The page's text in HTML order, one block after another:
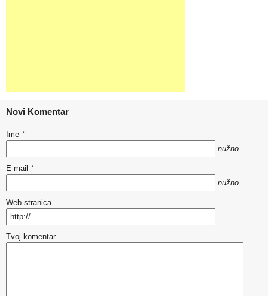
Novi Komentar
Ime *
nužno
E-mail *
nužno
Web stranica
Tvoj komentar